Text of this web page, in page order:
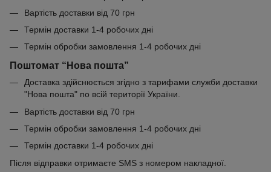
Вартість доставки від 70 грн
Термін доставки 1-4 робочих дні
Термін обробки замовлення 1-4 робочих дні
Поштомат “Нова пошта”
Доставка здійснюється згідно з тарифами служби доставки
"Нова пошта" по всій території України.
Вартість доставки від 70 грн
Термін обробки замовлення 1-4 робочих дні
Термін доставки 1-4 робочих дні
Після відправки отримаєте SMS з номером накладної.